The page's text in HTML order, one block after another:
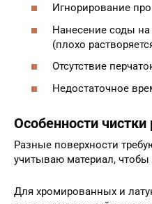
Игнорирование
Нанесение соды
(плохо
Отсутствие
Недостаточное
Особенности
Разные поверхности
учитываю материал, чтобы
Для хромированных и